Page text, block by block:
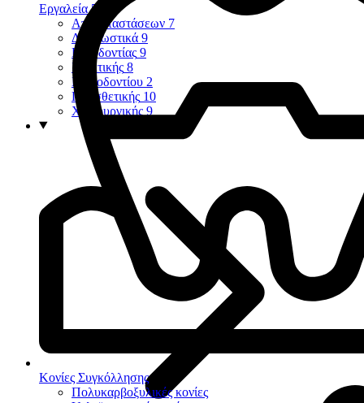
Κονίες Συγκόλλησης
Πολυκαρβοξυλικές κονίες
Εργαλεία 58
Αποκαταστάσεων 7
Διαγνωστικά 9
Ενδοδοντίας 9
Εξακτικής 8
Περιοδοντίου 2
Προσθετικής 10
Χειρουργικής 9